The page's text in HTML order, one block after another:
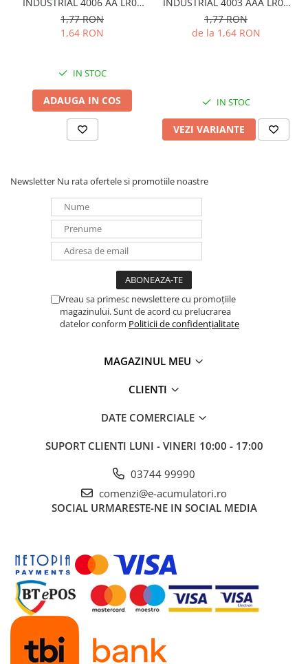
Pachete acumulatori VRLA
Sisteme de management (BMS)
Redresoare auto, moto, barci si
stationare
Surse UPS
UPS pentru centrale termice si
Stabilizatoare Tensiune
PDUs unitati de distributie a
energiei electrice
Drumetii / Camping
Statii energie portabile
Electrice
Intrerupatoare si prize
Dulapuri pentru cablare
structurata
Lumina (Becuri si Lanterne)
Laptop & PC accesorii, baterii,
cabluri USB, prelungitoare USB
Cablu de date si Adaptoare
Solutii solare portabile
Lichidare de stoc
1.5V bulk
1,77 RON
1,64 RON
IN STOC
ADAUGA IN COS
1.5V
1,77 RON
de la 1,64 RON
IN STOC
VEZI VARIANTE
Newsletter Nu rata ofertele si promotiile noastre
Vreau sa primesc newslettere cu promoțiile
magazinului. Sunt de acord cu prelucrarea
datelor conform Politicii de confidențialitate
MAGAZINUL MEU
CLIENTI
DATE COMERCIALE
SUPORT CLIENTI LUNI - VINERI 10:00 - 17:00
03744 99990
comenzi@e-acumulatori.ro
SOCIAL URMARESTE-NE IN SOCIAL MEDIA